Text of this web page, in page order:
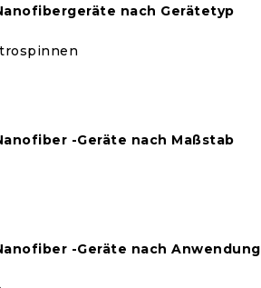
nach Gerätetyp
-Geräte nach Maßstab
-Geräte nach Anwendung